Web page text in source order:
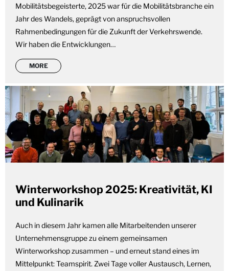
Mobilitätsbegeisterte, 2025 war für die Mobilitätsbranche ein
Jahr des Wandels, geprägt von anspruchsvollen
Rahmenbedingungen für die Zukunft der Verkehrswende.
Wir haben die Entwicklungen…
MORE
Winterworkshop 2025: Kreativität, KI
und Kulinarik
Auch in diesem Jahr kamen alle Mitarbeitenden unserer
Unternehmensgruppe zu einem gemeinsamen
Winterworkshop zusammen – und erneut stand eines im
Mittelpunkt: Teamspirit. Zwei Tage voller Austausch, Lernen,